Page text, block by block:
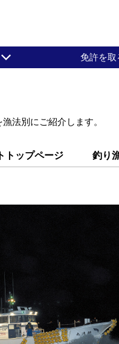
免許を取
法別にご紹介します。
トップページ 釣り